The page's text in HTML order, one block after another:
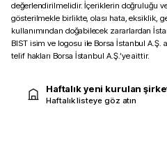
değerlendirilmelidir. İçeriklerin doğruluğu
gösterilmekle birlikte, olası hata, eksiklik,
kullanımından doğabilecek zararlardan
BIST isim ve logosu ile Borsa İstanbul A.Ş.
telif hakları Borsa İstanbul A.Ş.’ye aittir.
Haftalık yeni kurulan
Haftalık listeye göz atın